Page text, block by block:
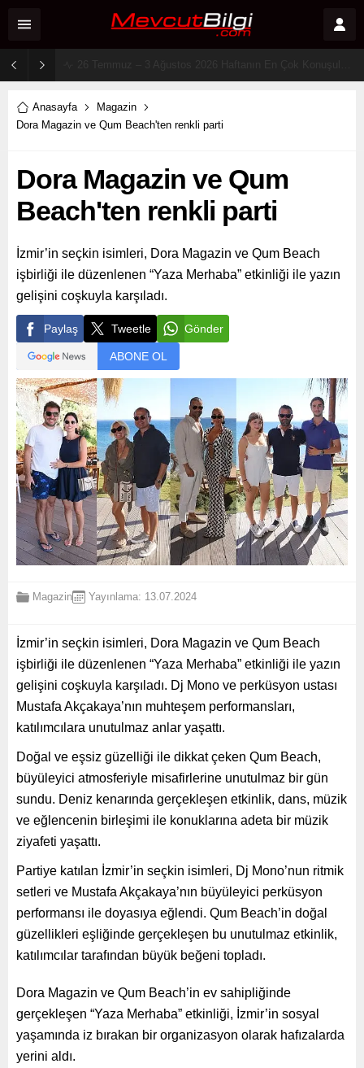
Anasayfa
Magazin
Dora Magazin ve Qum Beach'ten renkli parti
Dora Magazin ve Qum
Beach'ten renkli parti
İzmir’in seçkin isimleri, Dora Magazin ve Qum Beach
işbirliği ile düzenlenen “Yaza Merhaba” etkinliği ile yazın
gelişini coşkuyla karşıladı.
Paylaş Tweetle Gönder
ABONE OL
Magazin Yayınlama: 13.07.2024
İzmir’in seçkin isimleri, Dora Magazin ve Qum Beach
işbirliği ile düzenlenen “Yaza Merhaba” etkinliği ile yazın
gelişini coşkuyla karşıladı. Dj Mono ve perküsyon ustası
Mustafa Akçakaya’nın muhteşem performansları,
katılımcılara unutulmaz anlar yaşattı.
Doğal ve eşsiz güzelliği ile dikkat çeken Qum Beach,
büyüleyici atmosferiyle misafirlerine unutulmaz bir gün
sundu. Deniz kenarında gerçekleşen etkinlik, dans, müzik
ve eğlencenin birleşimi ile konuklarına adeta bir müzik
ziyafeti yaşattı.
Partiye katılan İzmir’in seçkin isimleri, Dj Mono’nun ritmik
setleri ve Mustafa Akçakaya’nın büyüleyici perküsyon
performansı ile doyasıya eğlendi. Qum Beach’in doğal
güzellikleri eşliğinde gerçekleşen bu unutulmaz etkinlik,
katılımcılar tarafından büyük beğeni topladı.
Dora Magazin ve Qum Beach’in ev sahipliğinde
gerçekleşen “Yaza Merhaba” etkinliği, İzmir’in sosyal
yaşamında iz bırakan bir organizasyon olarak hafızalarda
yerini aldı.